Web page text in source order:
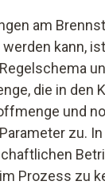
am
kann,
die in den
und
zu.
Prozess zu